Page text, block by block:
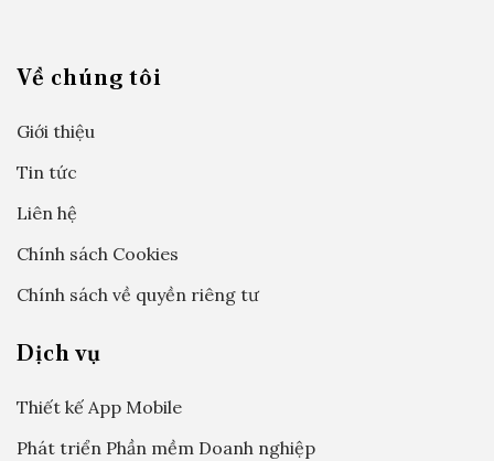
Về chúng tôi
Giới thiệu
Tin tức
Liên hệ
Chính sách Cookies
Chính sách về quyền riêng tư
Dịch vụ
Thiết kế App Mobile
Phát triển Phần mềm Doanh nghiệp